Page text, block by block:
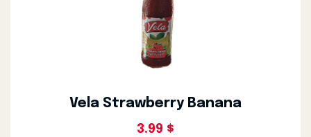
Vela Strawberry Banana
3.99 $